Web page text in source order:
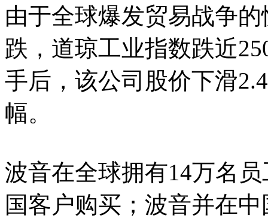
由于全球爆发贸易战争
跌，道琼工业指数跌近
手后，该公司股价下滑
幅。
波音在全球拥有14万名
国客户购买；波音并在